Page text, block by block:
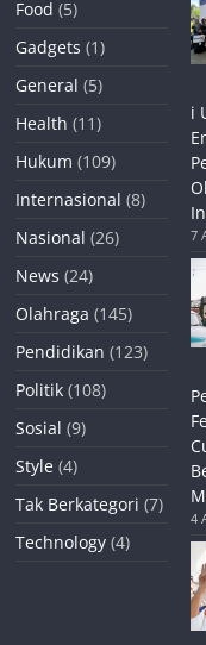
Food (5)
Gadgets (1)
General (5)
Health (11)
Hukum (109)
Internasional (8)
Nasional (26)
News (24)
Olahraga (145)
Pendidikan (123)
Politik (108)
Sosial (9)
Style (4)
Tak Berkategori (7)
Technology (4)
i
7
4